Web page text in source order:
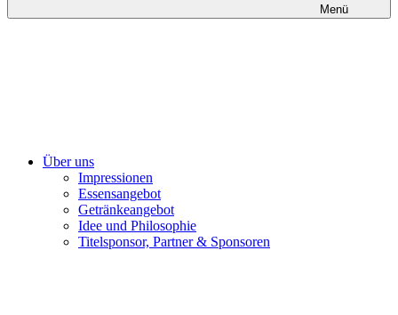
Menü
Über uns
Impressionen
Essensangebot
Getränkeangebot
Idee und Philosophie
Titelsponsor, Partner & Sponsoren